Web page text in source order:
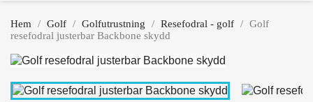
Hem Golf Golfutrustning Resefodral - golf
Golf
resefodral justerbar Backbone skydd